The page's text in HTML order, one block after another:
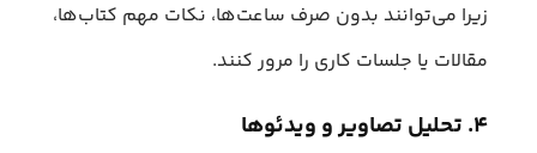
زیرا می‌توانند بدون صرف ساعت‌ها، نکات مهم کتاب‌ها،
مقالات یا جلسات کاری را مرور کنند.
۴. تحلیل تصاویر و ویدئوها